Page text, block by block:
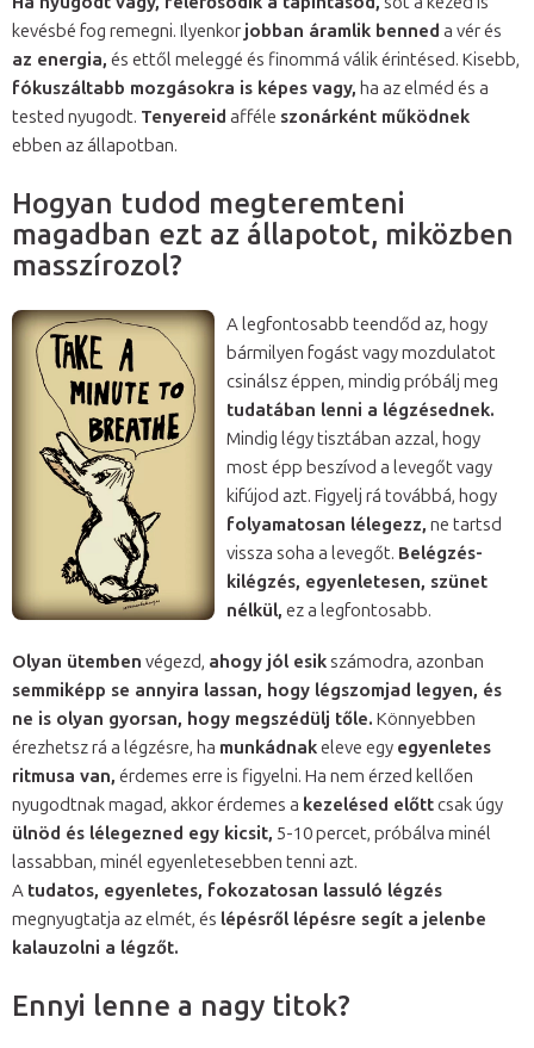
kevésbé fog remegni. Ilyenkor jobban áramlik benned a vér és
az energia, és ettől meleggé és finommá válik érintésed. Kisebb,
fókuszáltabb mozgásokra is képes vagy, ha az elméd és a
tested nyugodt. Tenyereid afféle szonárként működnek
ebben az állapotban.
Hogyan tudod megteremteni
magadban ezt az állapotot, miközben
masszírozol?
A legfontosabb teendőd az, hogy
bármilyen fogást vagy mozdulatot
csinálsz éppen, mindig próbálj meg
tudatában lenni a légzésednek.
Mindig légy tisztában azzal, hogy
most épp beszívod a levegőt vagy
kifújod azt. Figyelj rá továbbá, hogy
folyamatosan lélegezz, ne tartsd
vissza soha a levegőt. Belégzés-
kilégzés, egyenletesen, szünet
nélkül, ez a legfontosabb.
Olyan ütemben végezd, ahogy jól esikszámodra, azonban
semmiképp se annyira lassan, hogy légszomjad legyen, és
ne is olyan gyorsan, hogy megszédülj tőle. Könnyebben
érezhetsz rá a légzésre, ha munkádnakeleve egy egyenletes
ritmusa van, érdemes erre is figyelni. Ha nem érzed kellően
nyugodtnak magad, akkor érdemes a kezelésed előttcsak úgy
ülnöd és lélegezned egy kicsit, 5-10 percet, próbálva minél
lassabban, minél egyenletesebben tenni azt.
A tudatos, egyenletes, fokozatosan lassuló légzés
megnyugtatja az elmét, és lépésről lépésre segít a jelenbe
kalauzolni a légzőt.
Ennyi lenne a nagy titok?